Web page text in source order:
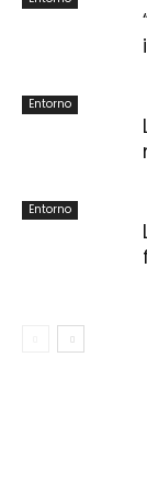
Entorno
Entorno